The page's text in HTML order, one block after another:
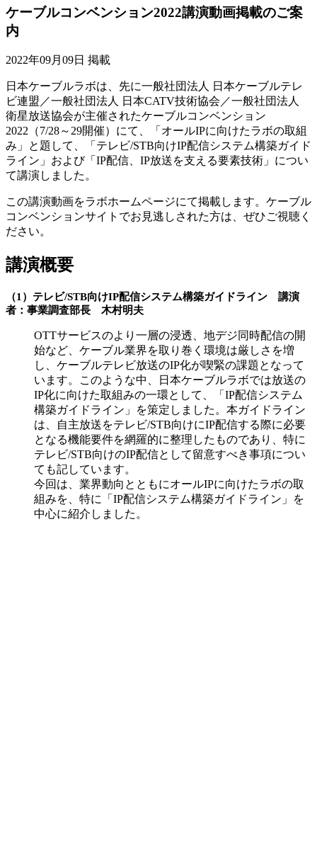
ケーブルコンベンション2022講演動画掲載のご案
内
2022年09月09日 掲載
日本ケーブルラボは、先に一般社団法人 日本ケーブルテレ
ビ連盟／一般社団法人 日本CATV技術協会／一般社団法人
衛星放送協会が主催されたケーブルコンベンション
2022（7/28～29開催）にて、「オールIPに向けたラボの取組
み」と題して、「テレビ/STB向けIP配信システム構築ガイド
ライン」および「IP配信、IP放送を支える要素技術」につい
て講演しました。
この講演動画をラボホームページにて掲載します。ケーブル
コンベンションサイトでお見逃しされた方は、ぜひご視聴く
ださい。
講演概要
（1）テレビ/STB向けIP配信システム構築ガイドライン 講演
者：事業調査部長 木村明夫
OTTサービスのより一層の浸透、地デジ同時配信の開
始など、ケーブル業界を取り巻く環境は厳しさを増
し、ケーブルテレビ放送のIP化が喫緊の課題となって
います。このような中、日本ケーブルラボでは放送の
IP化に向けた取組みの一環として、「IP配信システム
構築ガイドライン」を策定しました。本ガイドライン
は、自主放送をテレビ/STB向けにIP配信する際に必要
となる機能要件を網羅的に整理したものであり、特に
テレビ/STB向けのIP配信として留意すべき事項につい
ても記しています。
今回は、業界動向とともにオールIPに向けたラボの取
組みを、特に「IP配信システム構築ガイドライン」を
中心に紹介しました。